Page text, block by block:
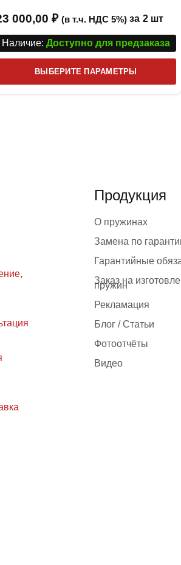
000,00 ₽ (в т.ч. НДС 5%) за 2 шт
Наличие: Доступно для предзаказа
ВЫБЕРИТЕ ПАРАМЕТРЫ
Продукция
О пружинах
Замена по
Гарантийные
Заказ на
пружин
Рекламация
Блог / Статьи
Фотоотчёты
Видео